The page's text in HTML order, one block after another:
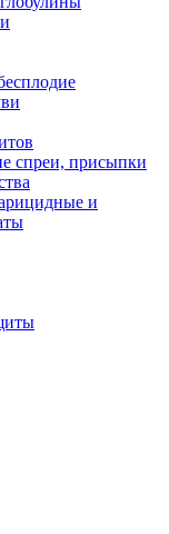
спреи, присыпки
и